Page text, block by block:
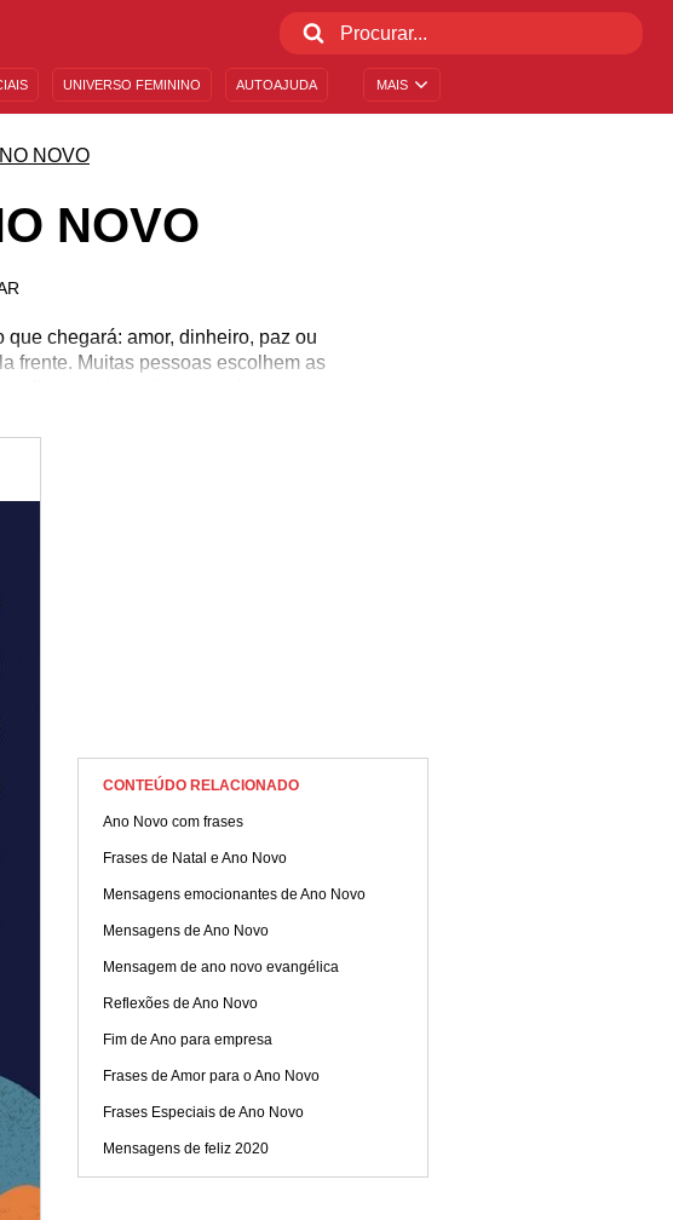
MAIS
UNIVERSO FEMININO AUTOAJUDA
NOVO
NOVO
chegará: amor, dinheiro, paz ou
frente. Muitas pessoas escolhem as
a simpatia que mais tem a ver
que atire a primeira pedra! Se
Ano Novo que separamos para lhe
CONTEÚDO RELACIONADO
Ano Novo com frases
Frases de Natal e Ano Novo
Mensagens emocionantes de Ano Novo
Mensagens de Ano Novo
Mensagem de ano novo evangélica
Reflexões de Ano Novo
Fim de Ano para empresa
Frases de Amor para o Ano Novo
Frases Especiais de Ano Novo
Mensagens de feliz 2020